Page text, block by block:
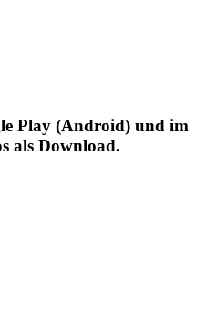
Play (Android) und im
als Download.